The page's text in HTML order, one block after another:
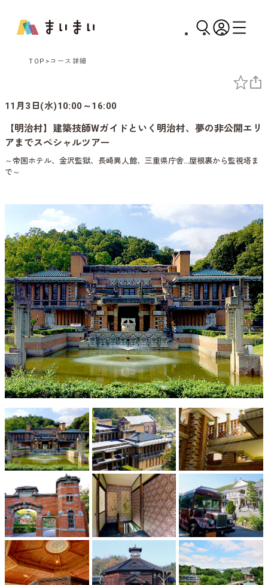
TOP コース詳細
11月3日(水)10:00～16:00
【明治村】建築技師Wガイドといく明治村、夢の非公開エリ
アまでスペシャルツアー
～帝国ホテル、金沢監獄、長崎異人館、三重県庁舎…屋根裏から監視塔ま
で～